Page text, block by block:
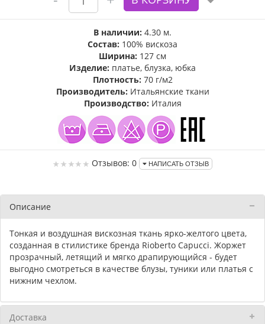
В наличии: 4.30 м.
Состав: 100% вискоза
Ширина: 127 см
Изделие: платье, блузка, юбка
Плотность: 70 г/м2
Производитель: Итальянские ткани
Производство: Италия
Отзывов: 0 НАПИСАТЬ ОТЗЫВ
Описание
Тонкая и воздушная вискозная ткань ярко-желтого цвета,
созданная в стилистике бренда Rioberto Capucci. Жоржет
прозрачный, летящий и мягко драпирующийся - будет
выгодно смотреться в качестве блузы, туники или платья с
нижним чехлом.
Доставка